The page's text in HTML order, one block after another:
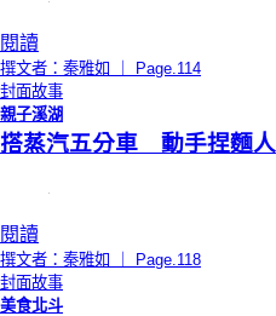
閱讀
撰文者：秦雅如 ｜ Page.114
封面故事
親子溪湖
搭蒸汽五分車 動手捏麵人
閱讀
撰文者：秦雅如 ｜ Page.118
封面故事
美食北斗